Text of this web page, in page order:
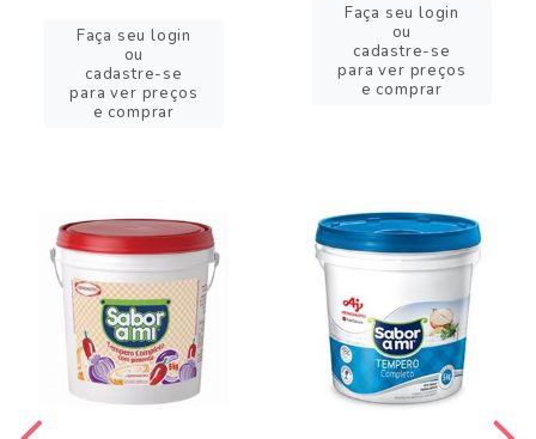
Faça seu login
ou
cadastre-se
para ver preços
e comprar
Faça seu login
ou
cadastre-se
para ver preços
e comprar